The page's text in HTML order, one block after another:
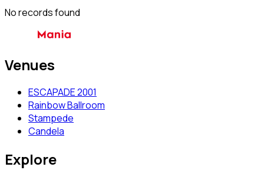
No records found
Venues
ESCAPADE 2001
Rainbow Ballroom
Stampede
Candela
Explore